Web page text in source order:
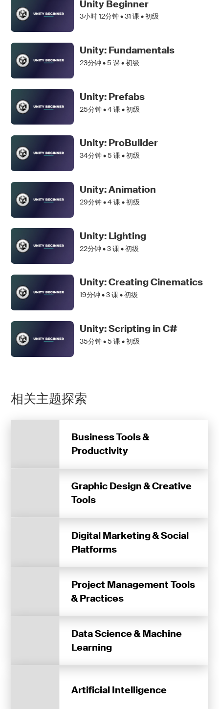
Unity Beginner
3小时 12分钟 •31 课 • 初级
Unity: Fundamentals
23分钟 •5 课 • 初级
Unity: Prefabs
25分钟 •4课 • 初级
Unity: ProBuilder
34分钟 •5 课 • 初级
Unity: Animation
29分钟 •4课 • 初级
Unity: Lighting
22分钟 •3课 • 初级
Unity: Creating Cinematics
19分钟 •3课 • 初级
Unity: Scripting in C#
35分钟 •5 课 • 初级
相关主题探索
Business Tools &
Productivity
Graphic Design & Creative
Tools
Digital Marketing & Social
Platforms
Project Management Tools
& Practices
Data Science & Machine
Learning
Artificial Intelligence